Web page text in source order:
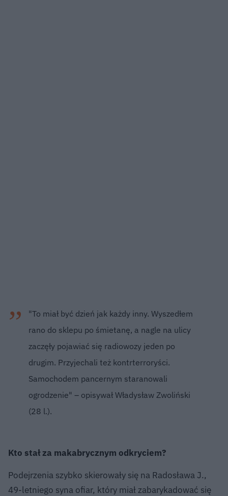
"To miał być dzień jak każdy inny. Wyszedłem
rano do sklepu po śmietanę, a nagle na ulicy
zaczęły pojawiać się radiowozy jeden po
drugim. Przyjechali też kontrterroryści.
Samochodem pancernym staranowali
ogrodzenie" – opisywał Władysław Zwoliński
(28 l.).
Kto stał za makabrycznym odkryciem?
Podejrzenia szybko skierowały się na Radosława J.,
49-letniego syna ofiar, który miał zabarykadować się